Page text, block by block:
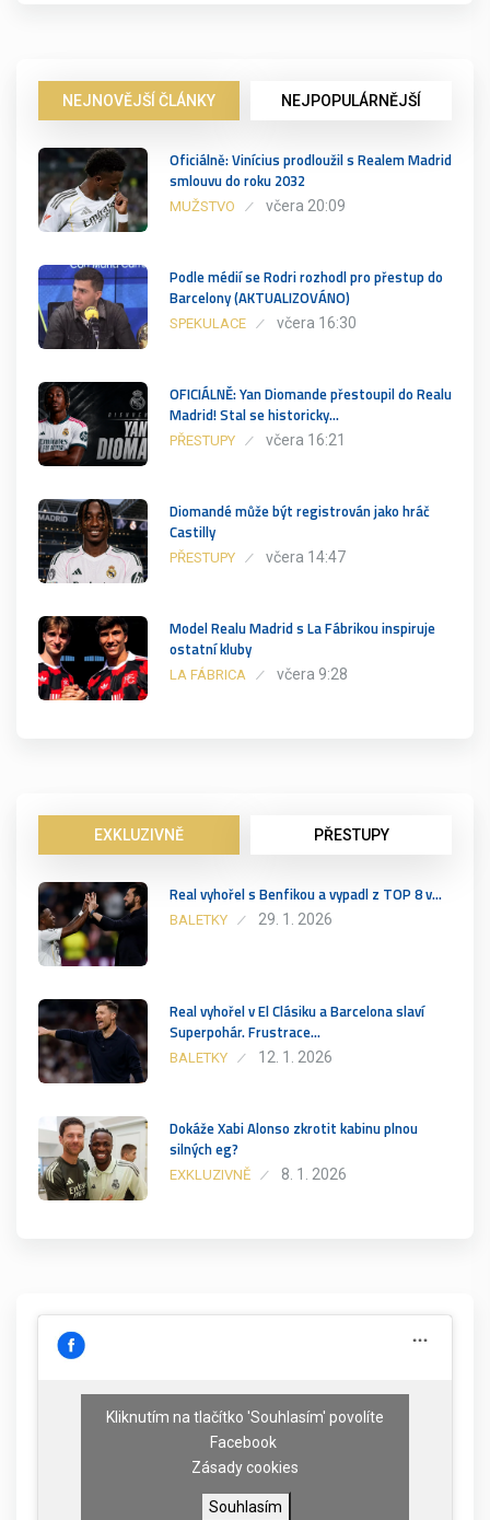
NEJNOVĚJŠÍ ČLÁNKY NEJPOPULÁRNĚJŠÍ
Oficiálně: Vinícius prodloužil s Realem Madrid
smlouvu do roku 2032
MUŽSTVO včera 20:09
Podle médií se Rodri rozhodl pro přestup do
Barcelony (AKTUALIZOVÁNO)
SPEKULACE včera 16:30
OFICIÁLNĚ: Yan Diomande přestoupil do Realu
Madrid! Stal se historicky…
PŘESTUPY včera 16:21
Diomandé může být registrován jako hráč
Castilly
PŘESTUPY včera 14:47
Model Realu Madrid s La Fábrikou inspiruje
ostatní kluby
LA FÁBRICA včera 9:28
EXKLUZIVNĚ PŘESTUPY
Real vyhořel s Benfikou a vypadl z TOP 8 v…
BALETKY 29. 1. 2026
Real vyhořel v El Clásiku a Barcelona slaví
Superpohár. Frustrace…
BALETKY 12. 1. 2026
Dokáže Xabi Alonso zkrotit kabinu plnou
silných eg?
EXKLUZIVNĚ 8. 1. 2026
Kliknutím na tlačítko 'Souhlasím' povolíte
Facebook
Zásady cookies
Souhlasím